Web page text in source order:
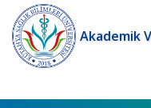
Akademik